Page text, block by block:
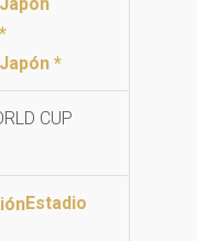
Japón *
CUP
Estadio